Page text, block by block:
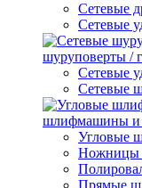
Сетевые
Сетевые
шуруповерты /
Сетевые
Сетевые
шлифмашины и
Угловые
Ножницы
Прямые